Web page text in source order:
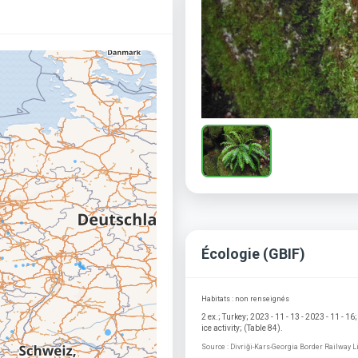
Écologie (GBIF)
Habitats : non renseignés
2 ex.; Turkey; 2023 - 11 - 13 - 2023 - 11 -
ice activity; (Table 84).
Source : Divriği-Kars-Georgia Border